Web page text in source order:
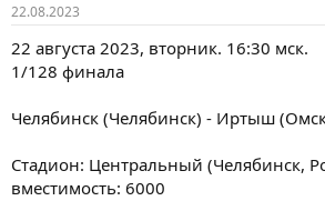
22.08.2023
22 августа 2023, вторник. 16:30 мск.
1/128 финала
Челябинск (Челябинск) - Иртыш
Стадион: Центральный (Челябинск,
вместимость: 6000